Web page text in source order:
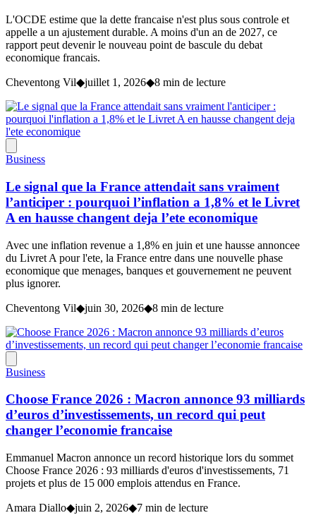
L'OCDE estime que la dette francaise n'est plus sous controle et
appelle a un ajustement durable. A moins d'un an de 2027, ce
rapport peut devenir le nouveau point de bascule du debat
economique francais.
Cheventong Vil◆juillet 1, 2026◆8 min de lecture
Business
Le signal que la France attendait sans vraiment
l’anticiper : pourquoi l’inflation a 1,8% et le Livret
A en hausse changent deja l’ete economique
Avec une inflation revenue a 1,8% en juin et une hausse annoncee
du Livret A pour l'ete, la France entre dans une nouvelle phase
economique que menages, banques et gouvernement ne peuvent
plus ignorer.
Cheventong Vil◆juin 30, 2026◆8 min de lecture
Business
Choose France 2026 : Macron annonce 93 milliards
d’euros d’investissements, un record qui peut
changer l’economie francaise
Emmanuel Macron annonce un record historique lors du sommet
Choose France 2026 : 93 milliards d'euros d'investissements, 71
projets et plus de 15 000 emplois attendus en France.
Amara Diallo◆juin 2, 2026◆7 min de lecture